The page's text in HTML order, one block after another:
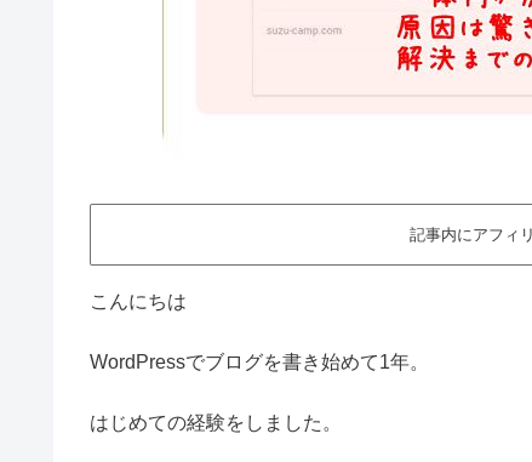
記事内にアフィ
こんにちは
WordPressでブログを書き始めて1年。
はじめての経験をしました。